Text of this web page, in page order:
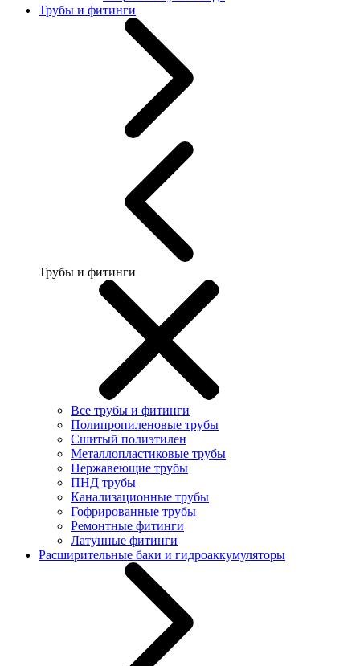
Трубы и фитинги
Трубы и фитинги
Все трубы и фитинги
Полипропиленовые трубы
Сшитый полиэтилен
Металлопластиковые трубы
Нержавеющие трубы
ПНД трубы
Канализационные трубы
Гофрированные трубы
Ремонтные фитинги
Латунные фитинги
Расширительные баки и гидроаккумуляторы